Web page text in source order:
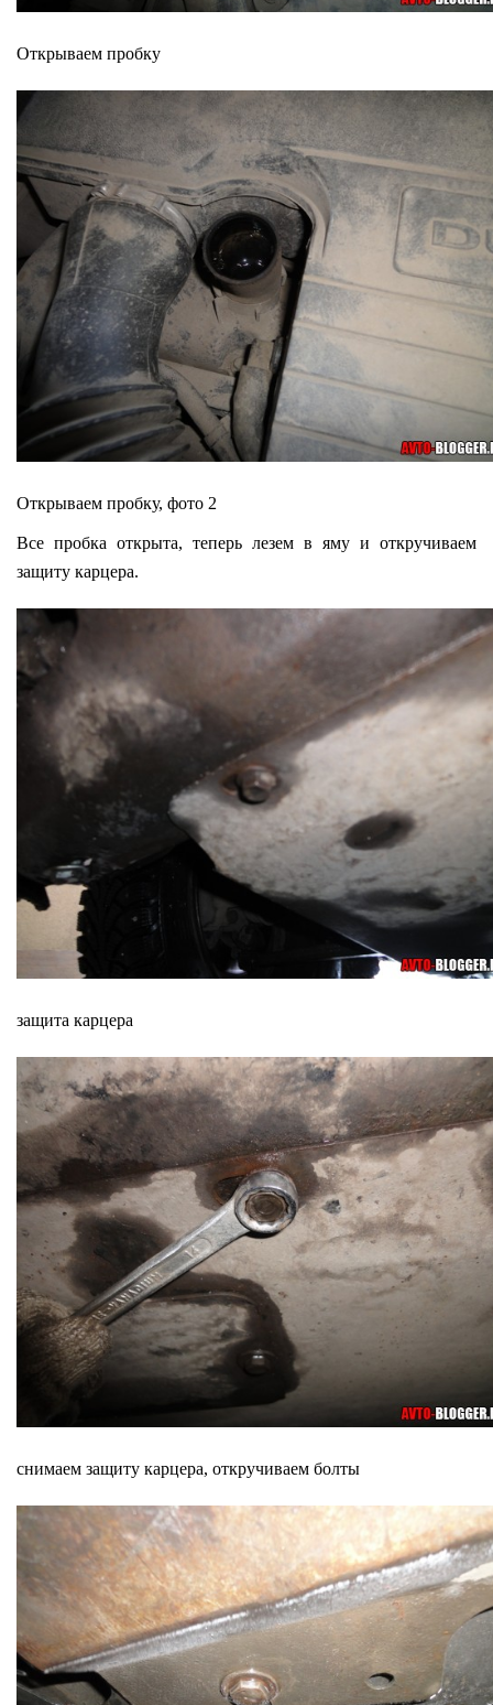
Открываем пробку
Открываем пробку, фото 2
Все пробка открыта, теперь лезем в яму и откручиваем
защиту карцера.
защита карцера
снимаем защиту карцера, откручиваем болты